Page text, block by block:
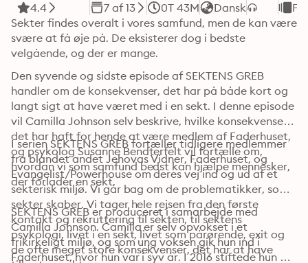
4.4 7 af 13 0T 43M Dansk
Sekter findes overalt i vores samfund, men de kan være
svære at få øje på. De eksisterer dog i bedste
velgående, og der er mange.
Den syvende og sidste episode af SEKTENS GREB
handler om de konsekvenser, det har på både kort og
langt sigt at have været med i en sekt. I denne episode
vil Camilla Johnson selv beskrive, hvilke konsekvenser
det har haft for hende at være medlem af Faderhuset,
og psykolog Susanne Bendterfelt vil fortælle om,
hvordan vi som samfund bedst kan hjælpe mennesker,
der forlader en sekt.
I serien SEKTENS GREB fortæller tidligere medlemmer
fra blandet andet Jehovas Vidner, Faderhuset, og
Evangelist/Powerhouse om deres vej ind og ud af et
sekterisk miljø. Vi går bag om de problematikker, som
sekter skaber. Vi tager hele rejsen fra den første
kontakt og rekruttering til sekten, til sektens
psykologi, livet i en sekt, livet som pårørende, exit og
de ofte meget store kon­sekvenser, det har at have
SEKTENS GREB er produceret i samarbejde med
Camilla Johnson. Camilla er selv opvokset i et
frikirkeligt miljø, og som ung voksen gik hun ind i
Faderhuset, hvor hun var i syv år. I 2016 stiftede hun